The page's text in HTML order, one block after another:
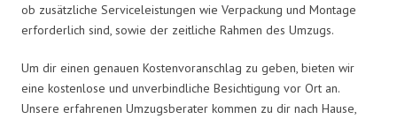
ob zusätzliche Serviceleistungen wie Verpackung und Montage
erforderlich sind, sowie der zeitliche Rahmen des Umzugs.
Um dir einen genauen Kostenvoranschlag zu geben, bieten wir
eine kostenlose und unverbindliche Besichtigung vor Ort an.
Unsere erfahrenen Umzugsberater kommen zu dir nach Hause,